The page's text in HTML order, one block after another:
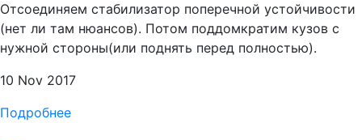
Отсоединяем стабилизатор поперечной устойчивости
(нет ли там нюансов). Потом поддомкратим кузов с
нужной стороны(или поднять перед полностью).
10 Nov 2017
Подробнее